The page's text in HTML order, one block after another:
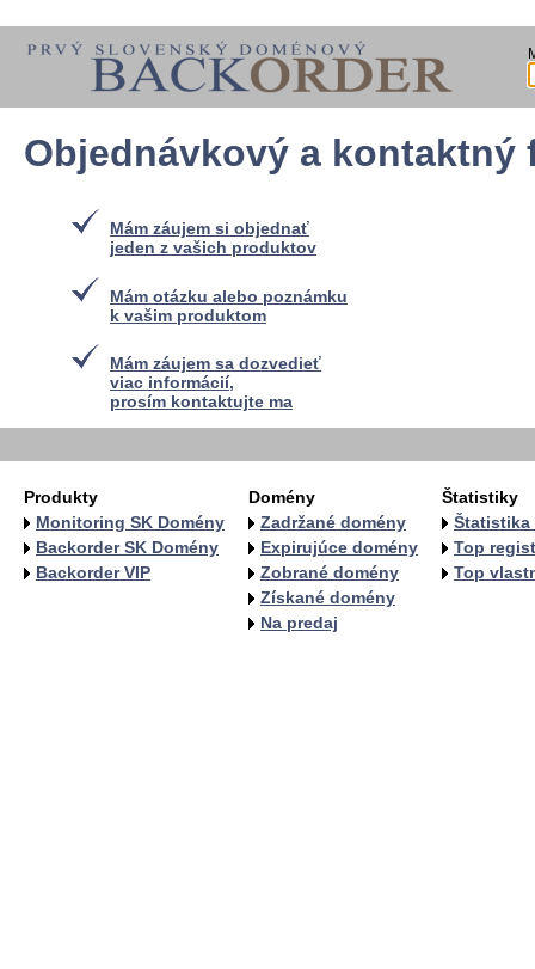
Objednávkový a kontaktný
Mám záujem si objednať
jeden z vašich produktov
Mám otázku alebo poznámku
k vašim produktom
Mám záujem sa dozvedieť
viac informácií,
prosím kontaktujte ma
Produkty
Monitoring SK Domény
Backorder SK Domény
Backorder VIP
Domény
Zadržané domény
Expirujúce domény
Zobrané domény
Získané domény
Na predaj
Štatistiky
Štatistika
Top
Top